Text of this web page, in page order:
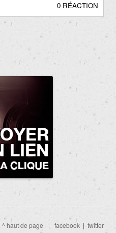
0 RÉACTION
^ haut de page facebook | twitter